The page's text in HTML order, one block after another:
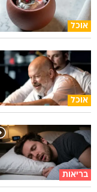
אוכל
אוכל
בריאות